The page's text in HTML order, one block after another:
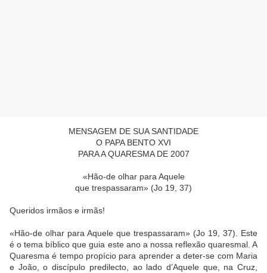
MENSAGEM DE SUA SANTIDADE
O PAPA BENTO XVI
PARA A QUARESMA DE 2007
«Hão-de olhar para Aquele
que trespassaram» (Jo 19, 37)
Queridos irmãos e irmãs!
«Hão-de olhar para Aquele que trespassaram» (Jo 19, 37). Este
é o tema bíblico que guia este ano a nossa reflexão quaresmal. A
Quaresma é tempo propício para aprender a deter-se com Maria
e João, o discípulo predilecto, ao lado d’Aquele que, na Cruz,